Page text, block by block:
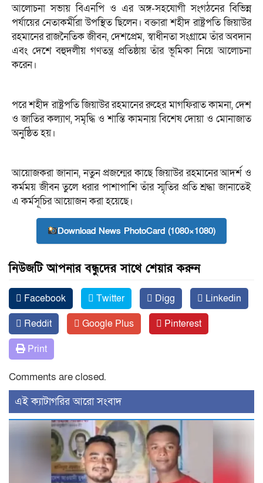
আলোচনা সভায় বিএনপি ও এর অঙ্গ-সহযোগী সংগঠনের বিভিন্ন
পর্যায়ের নেতাকর্মীরা উপস্থিত ছিলেন। বক্তারা শহীদ রাষ্ট্রপতি জিয়াউর
রহমানের রাজনৈতিক জীবন, দেশপ্রেম, স্বাধীনতা সংগ্রামে তাঁর অবদান
এবং দেশে বহুদলীয় গণতন্ত্র প্রতিষ্ঠায় তাঁর ভূমিকা নিয়ে আলোচনা
করেন।
পরে শহীদ রাষ্ট্রপতি জিয়াউর রহমানের রুহের মাগফিরাত কামনা, দেশ
ও জাতির কল্যাণ, সমৃদ্ধি ও শান্তি কামনায় বিশেষ দোয়া ও মোনাজাত
অনুষ্ঠিত হয়।
আয়োজকরা জানান, নতুন প্রজন্মের কাছে জিয়াউর রহমানের আদর্শ ও
কর্মময় জীবন তুলে ধরার পাশাপাশি তাঁর স্মৃতির প্রতি শ্রদ্ধা জানাতেই
এ কর্মসূচির আয়োজন করা হয়েছে।
Download News PhotoCard (1080×1080)
নিউজটি আপনার বন্ধুদের সাথে শেয়ার করুন
Facebook Twitter Digg
Linkedin
Reddit
Google Plus
Pinterest
Print
Comments are closed.
‍এই ক্যাটাগরির ‍আরো সংবাদ